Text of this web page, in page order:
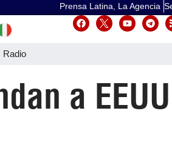
Prensa Latina, La Agencia
Radio
a